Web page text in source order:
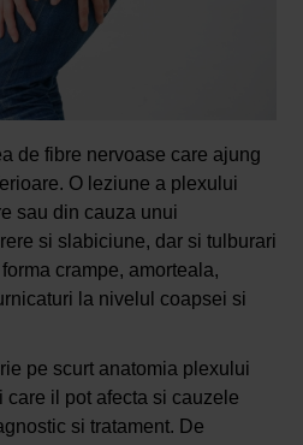
de fibre nervoase care ajung
O leziune a plexului
sau din cauza unui
si slabiciune, dar si tulburari
crampe, amorteala,
la nivelul coapsei si
pe scurt anatomia plexului
care il pot afecta si cauzele
si tratament. De